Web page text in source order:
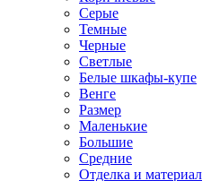
Серые
Темные
Черные
Светлые
Белые шкафы-купе
Венге
Размер
Маленькие
Большие
Средние
Отделка и материал